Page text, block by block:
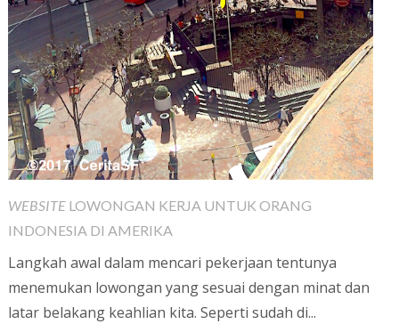
WEBSITELOWONGAN KERJA UNTUK ORANG
INDONESIA DI AMERIKA
Langkah awal dalam mencari pekerjaan tentunya
menemukan lowongan yang sesuai dengan minat dan
latar belakang keahlian kita. Seperti sudah di...